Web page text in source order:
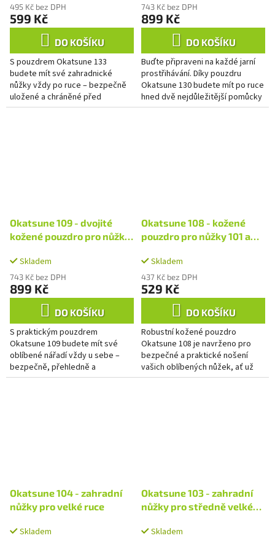
495 Kč bez DPH
599 Kč
DO KOŠÍKU
S pouzdrem Okatsune 133
budete mít své zahradnické
nůžky vždy po ruce – bezpečně
uložené a chráněné před
vlhkostí, nečistotami i
743 Kč bez DPH
899 Kč
DO KOŠÍKU
Buďte připraveni na každé jarní
prostřihávání. Díky pouzdru
Okatsune 130 budete mít po ruce
hned dvě nejdůležitější pomůcky
– zahradnické nůžky a pilku –
Okatsune 109 - dvojité
kožené pouzdro pro nůžky
Skladem
743 Kč bez DPH
899 Kč
DO KOŠÍKU
S praktickým pouzdrem
Okatsune 109 budete mít své
oblíbené nářadí vždy u sebe –
bezpečně, přehledně a
připravené k použití. Stačí jej
Okatsune 108 - kožené
pouzdro pro nůžky 101 a
Skladem
437 Kč bez DPH
529 Kč
DO KOŠÍKU
Robustní kožené pouzdro
Okatsune 108 je navrženo pro
bezpečné a praktické nošení
vašich oblíbených nůžek, ať už
jste kdekoli. Díky pevnému
Okatsune 104 - zahradní
nůžky pro velké ruce
Skladem
Okatsune 103 - zahradní
nůžky pro středně velké
Skladem